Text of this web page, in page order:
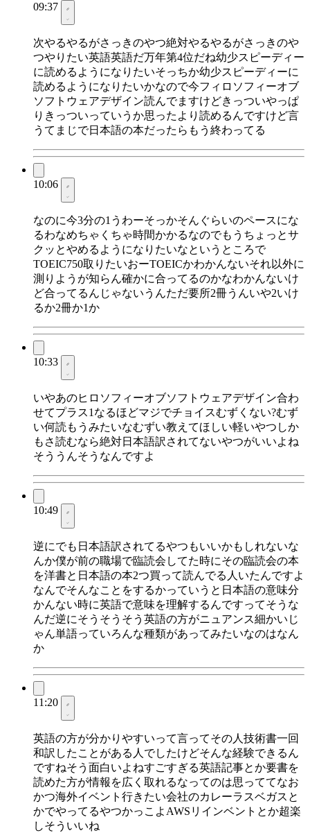
09:37
次やるやるがさっきのやつ絶対やるやるがさっきのや
つやりたい英語英語だ万年第4位だね幼少スピーディー
に読めるようになりたいそっちか幼少スピーディーに
読めるようになりたいかなので今フィロソフィーオブ
ソフトウェアデザイン読んでますけどきっついやっぱ
りきっついっていうか思ったより読めるんですけど言
うてまじで日本語の本だったらもう終わってる
10:06
なのに今3分の1うわーそっかそんぐらいのペースにな
るわなめちゃくちゃ時間かかるなのでもうちょっとサ
クッとやめるようになりたいなというところで
TOEIC750取りたいおーTOEICかわかんないそれ以外に
測りようが知らん確かに合ってるのかなわかんないけ
ど合ってるんじゃないうんただ要所2冊うんいや2いけ
るか2冊か1か
10:33
いやあのヒロソフィーオブソフトウェアデザイン合わ
せてプラス1なるほどマジでチョイスむずくない?むず
い何読もうみたいなむずい教えてほしい軽いやつしか
もさ読むなら絶対日本語訳されてないやつがいいよね
そううんそうなんですよ
10:49
逆にでも日本語訳されてるやつもいいかもしれないな
んか僕が前の職場で臨読会してた時にその臨読会の本
を洋書と日本語の本2つ買って読んでる人いたんですよ
なんでそんなことをするかっていうと日本語の意味分
かんない時に英語で意味を理解するんですってそうな
んだ逆にそうそうそう英語の方がニュアンス細かいじ
ゃん単語っていろんな種類があってみたいなのはなん
か
11:20
英語の方が分かりやすいって言ってその人技術書一回
和訳したことがある人でしたけどそんな経験できるん
ですねそう面白いよねすごすぎる英語記事とか要書を
読めた方が情報を広く取れるなってのは思っててなお
かつ海外イベント行きたい会社のカレーラスベガスと
かでやってるやつかっこよAWSリインベントとか超楽
しそういいね